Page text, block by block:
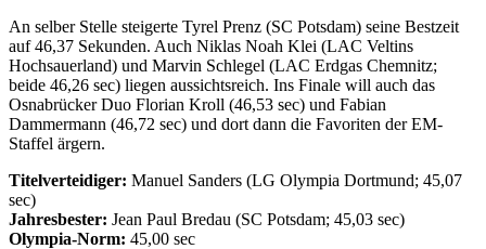
An selber Stelle steigerte Tyrel Prenz (SC Potsdam) seine Bestzeit
auf 46,37 Sekunden. Auch Niklas Noah Klei (LAC Veltins
Hochsauerland) und Marvin Schlegel (LAC Erdgas Chemnitz;
beide 46,26 sec) liegen aussichtsreich. Ins Finale will auch das
Osnabrücker Duo Florian Kroll (46,53 sec) und Fabian
Dammermann (46,72 sec) und dort dann die Favoriten der EM-
Staffel ärgern.
Titelverteidiger: Manuel Sanders (LG Olympia Dortmund; 45,07
sec)
Jahresbester: Jean Paul Bredau (SC Potsdam; 45,03 sec)
Olympia-Norm: 45,00 sec